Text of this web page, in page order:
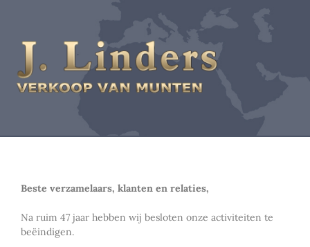
Beste verzamelaars, klanten en relaties,
Na ruim 47 jaar hebben wij besloten onze activiteiten te
beëindigen.